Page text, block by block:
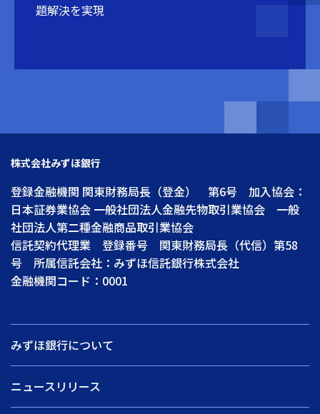
題解決を実現
株式会社みずほ銀行
登録金融機関 関東財務局長（登金） 第6号 加入協会：
日本証券業協会 一般社団法人金融先物取引業協会 一般
社団法人第二種金融商品取引業協会
信託契約代理業 登録番号 関東財務局長（代信）第58
号 所属信託会社：みずほ信託銀行株式会社
金融機関コード：0001
みずほ銀行について
ニュースリリース